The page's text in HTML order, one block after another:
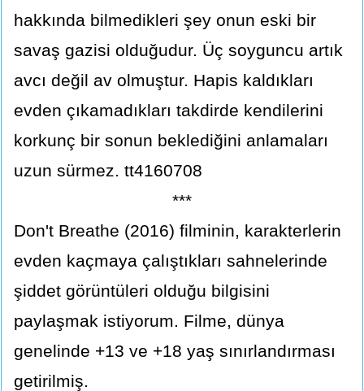
hakkında bilmedikleri şey onun eski bir
savaş gazisi olduğudur. Üç soyguncu artık
avcı değil av olmuştur. Hapis kaldıkları
evden çıkamadıkları takdirde kendilerini
korkunç bir sonun beklediğini anlamaları
uzun sürmez. tt4160708
***
Don't Breathe (2016) filminin, karakterlerin
evden kaçmaya çalıştıkları sahnelerinde
şiddet görüntüleri olduğu bilgisini
paylaşmak istiyorum. Filme, dünya
genelinde +13 ve +18 yaş sınırlandırması
getirilmiş.